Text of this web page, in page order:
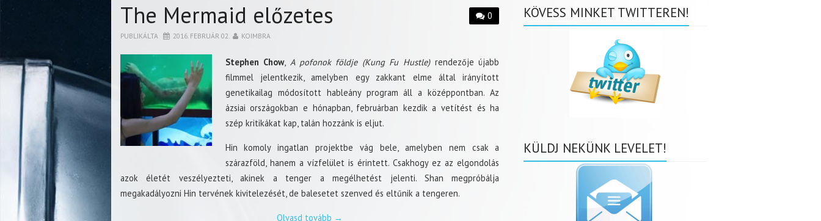
0
The Mermaid előzetes
PUBLIKÁLTA 2016. FEBRUÁR 02. KOIMBRA
Stephen Chow, A pofonok földje (Kung Fu Hustle)rendezője újabb
filmmel jelentkezik, amelyben egy zakkant elme által irányított
genetikailag módosított hableány program áll a középpontban. Az
ázsiai országokban e hónapban, februárban kezdik a vetítést és ha
szép kritikákat kap, talán hozzánk is eljut.
Hin komoly ingatlan projektbe vág bele, amelyben nem csak a
szárazföld, hanem a vízfelület is érintett. Csakhogy ez az elgondolás
azok életét veszélyezteti, akinek a tenger a megélhetést jelenti. Shan megpróbálja
megakadályozni Hin tervének kivitelezését, de balesetet szenved és eltűnik a tengeren.
Olvasd tovább →
KÖVESS MINKET TWITTEREN!
KÜLDJ NEKÜNK LEVELET!